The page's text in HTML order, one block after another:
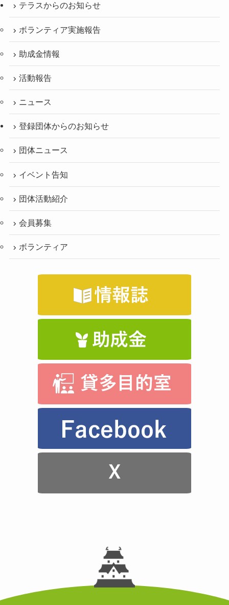
テラスからのお知らせ
ボランティア実施報告
助成金情報
活動報告
ニュース
登録団体からのお知らせ
団体ニュース
イベント告知
団体活動紹介
会員募集
ボランティア